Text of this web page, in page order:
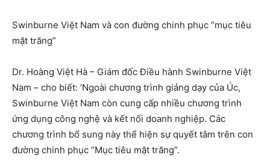
Swinburne Việt Nam và con đường chinh phục “mục tiêu
mặt trăng”
Dr. Hoàng Việt Hà – Giám đốc Điều hành Swinburne Việt
Nam – cho biết: ‘Ngoài chương trình giảng dạy của Úc,
Swinburne Việt Nam còn cung cấp nhiều chương trình
ứng dụng công nghệ và kết nối doanh nghiệp. Các
chương trình bổ sung này thể hiện sự quyết tâm trên con
đường chinh phục “Mục tiêu mặt trăng”.